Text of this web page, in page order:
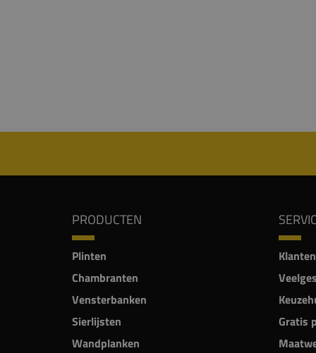
PRODUCTEN
Plinten
Chambranten
Vensterbanken
Sierlijsten
Wandplanken
Gratis